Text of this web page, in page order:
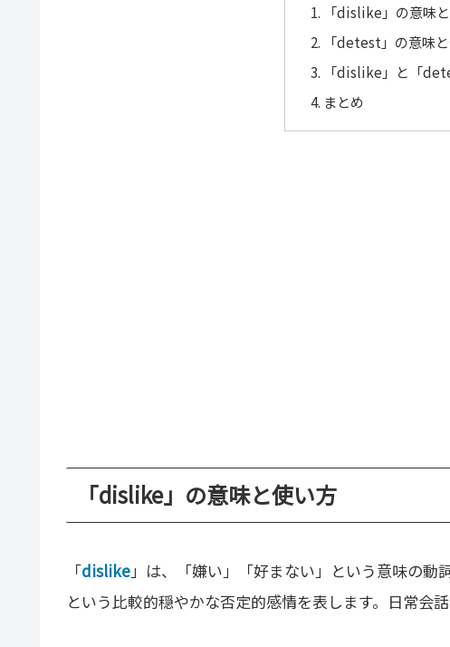
「dislike」の意味
「detest」の意味
「dislike」と「
まとめ
「dislike」の意味と使い方
「dislike」は、「嫌い」「好まない」という意味の動
という比較的穏やかな否定的感情を表します。日常会